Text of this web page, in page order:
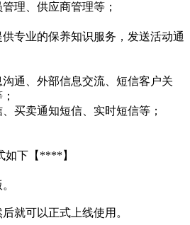
理、供应商管理等；
专业的保养知识服务，发送活动通
通、外部信息交流、短信客户关
买卖通知短信、实时短信等；
如下【****】
就可以正式上线使用。